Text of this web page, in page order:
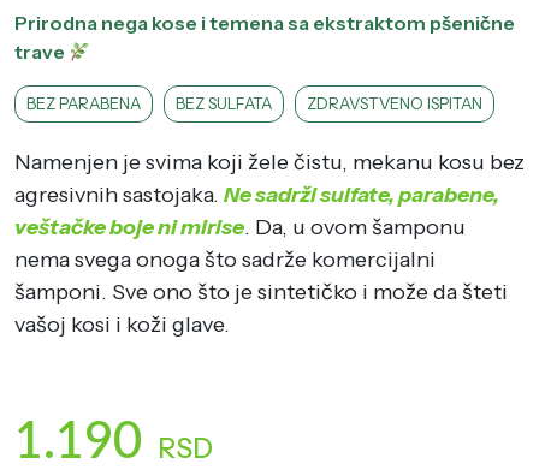
Prirodna nega kose i temena sa ekstraktom pšenične
trave
BEZ PARABENA BEZ SULFATA ZDRAVSTVENO ISPITAN
Namenjen je svima koji žele čistu, mekanu kosu bez
agresivnih sastojaka. Ne sadrži sulfate, parabene,
veštačke boje ni mirise. Da, u ovom šamponu
nema svega onoga što sadrže komercijalni
šamponi. Sve ono što je sintetičko i može da šteti
vašoj kosi i koži glave.
1.190 RSD